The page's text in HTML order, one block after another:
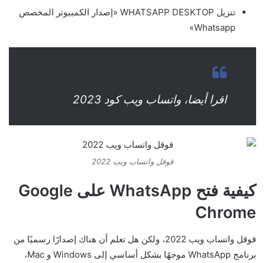
تنزيل WHATSAPP DESKTOP «إصدار الكمبيوتر المخصص
Whatsapp»
اقرا أيضا، واتساب ويب كود 2023
قوقل واتساب ويب 2022
كيفية فتح WhatsApp على Google
Chrome
قوقل واتساب ويب 2022، ولكن هل تعلم أن هناك إصدارًا رسميًا من
برنامج WhatsApp موجهًا بشكل أساسي إلى Windows و Mac،